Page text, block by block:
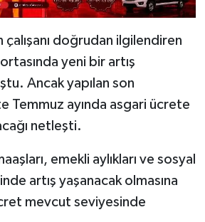
çalışanı doğrudan ilgilendiren
yeni bir artış
Ancak yapılan son
Temmuz ayında asgari ücrete
netleşti.
emekli aylıkları ve sosyal
artış yaşanacak olmasına
mevcut seviyesinde